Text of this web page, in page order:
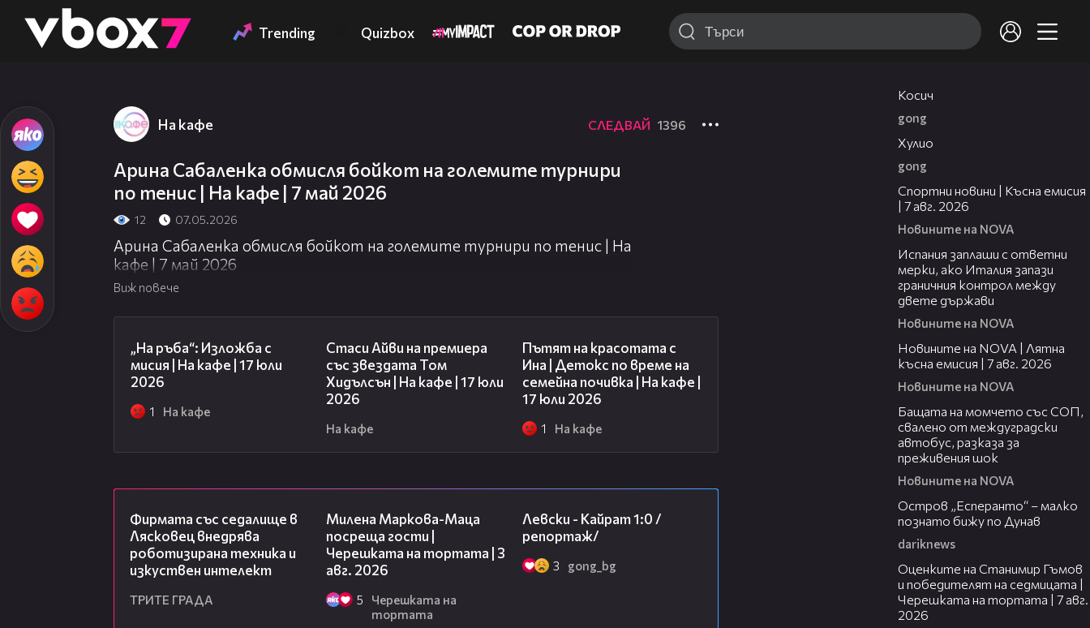
👾 Trending Quizbox
На кафе СЛЕДВАЙ 1396
Арина Сабаленка обмисля бойкот на големите турнири
по тенис | На кафе | 7 май 2026
12 07.05.2026
Арина Сабаленка обмисля бойкот на големите турнири по тенис | На
кафе | 7 май 2026
Виж повече
„На ръба“: Изложба с
мисия | На кафе | 17 юли
2026
1 На кафе
Стаси Айви на премиера
със звездата Том
Хидълсън | На кафе | 17 юли
2026
На кафе
Пътят на красотата с
Ина | Детокс по време на
семейна почивка | На кафе |
17 юли 2026
1 На кафе
Фирмата със седалище в
Лясковец внедрява
роботизирана техника и
изкуствен интелект
ТРИТЕ ГРАДА
Милена Маркова-Маца
посреща гости |
Черешката на тортата | 3
авг. 2026
5
Черешката на
тортата
Левски - Кайрат 1:0 /
репортаж/
3 gong_bg
Косич
gong
Хулио
gong
Спортни новини | Късна емисия
| 7 авг. 2026
Новините на NOVA
Испания заплаши с ответни
мерки, ако Италия запази
граничния контрол между
двете държави
Новините на NOVA
Новините на NOVA | Лятна
късна емисия | 7 авг. 2026
Новините на NOVA
Бащата на момчето със СОП,
свалено от междуградски
автобус, разказа за
преживения шок
Новините на NOVA
Остров „Есперанто“ – малко
познато бижу по Дунав
dariknews
Оценките на Станимир Гъмов
и победителят на седмицата |
Черешката на тортата | 7 авг.
2026